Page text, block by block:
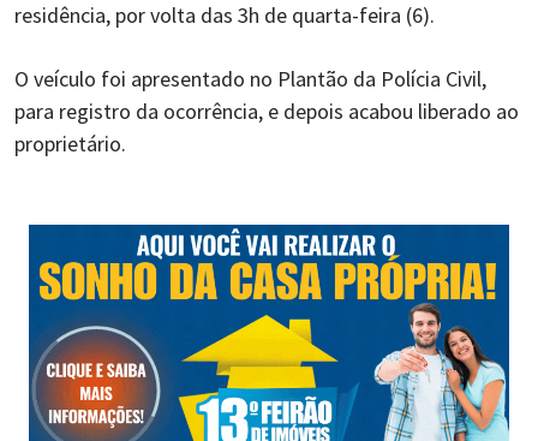
residência, por volta das 3h de quarta-feira (6).
O veículo foi apresentado no Plantão da Polícia Civil,
para registro da ocorrência, e depois acabou liberado ao
proprietário.